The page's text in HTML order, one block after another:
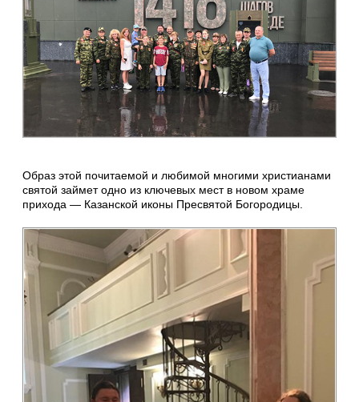
Образ этой почитаемой и любимой многими христианами
святой займет одно из ключевых мест в новом храме
прихода — Казанской иконы Пресвятой Богородицы.